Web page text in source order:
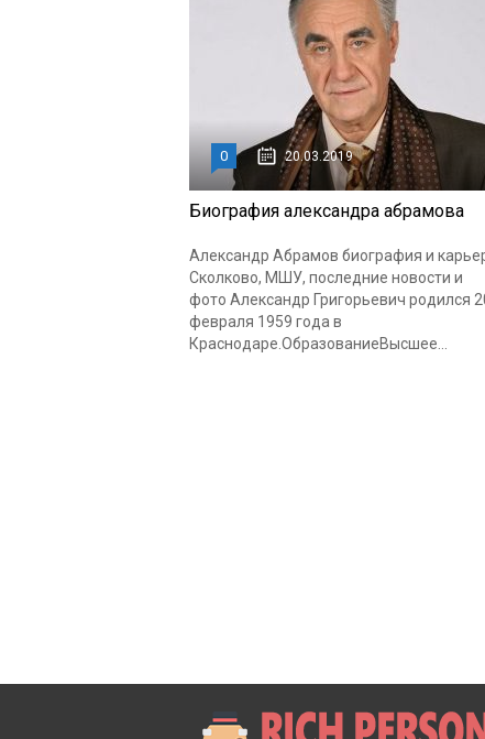
0 20.03.2019
Биография александра абрамова
Александр Абрамов биография и
Сколково, МШУ, последние новости и
фото Александр Григорьевич родился
февраля 1959 года в
Краснодаре.ОбразованиеВысшее...